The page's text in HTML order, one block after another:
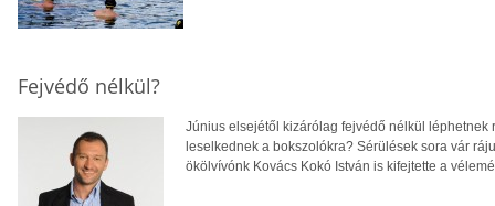
Fejvédő nélkül?
Június elsejétől kizárólag fejvédő nélkül
leselkednek a bokszolókra? Sérülések sora vár
ökölvívónk Kovács Kokó István is kifejtette a